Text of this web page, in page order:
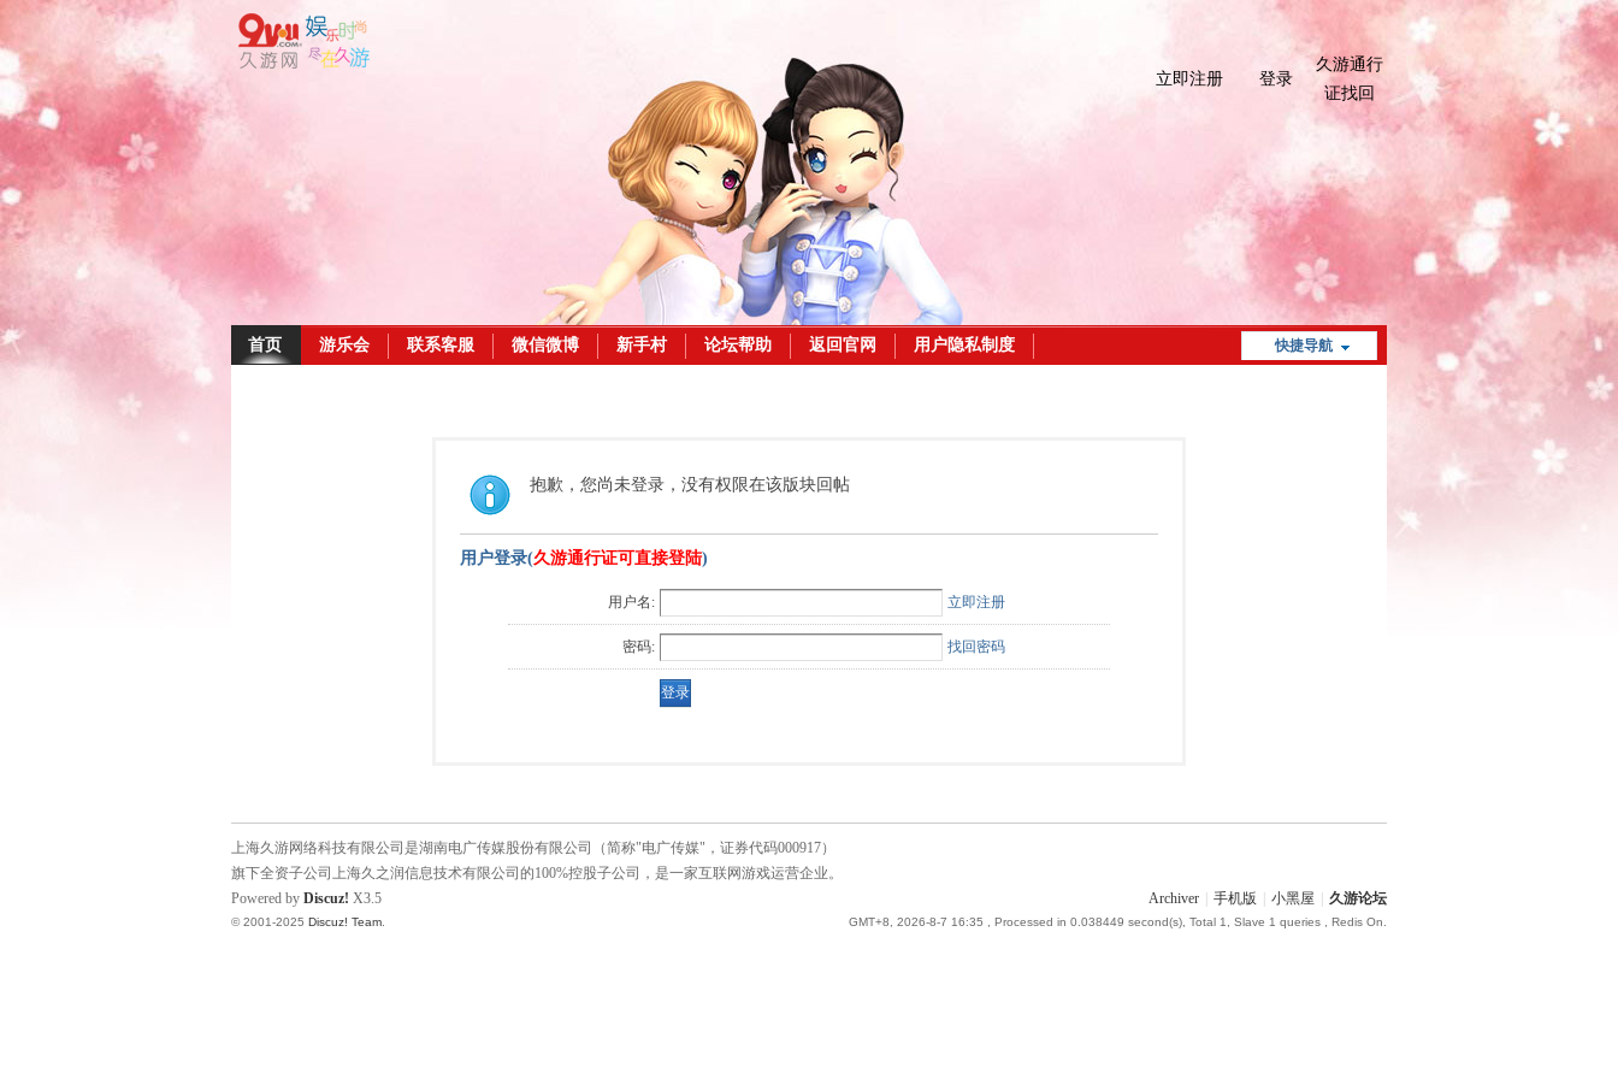
立即注册 登录
久游通行
证找回
快捷导航
首页 游乐会 联系客服 微信微博 新手村 论坛帮助 返回官网 用户隐私制度
抱歉，您尚未登录，没有权限在该版块回帖
用户登录(久游通行证可直接登陆)
用户名: 立即注册
密码: 找回密码
上海久游网络科技有限公司是湖南电广传媒股份有限公司（简称"电广传媒"，证券代码000917）
旗下全资子公司上海久之润信息技术有限公司的100%控股子公司，是一家互联网游戏运营企业。
Archiver
手机版 小黑屋 久游论坛
GMT+8, 2026-8-7 16:35 , Processed in 0.038449 second(s), Total 1, Slave 1 queries , Redis On.
Powered by Discuz! X3.5
© 2001-2025 Discuz! Team